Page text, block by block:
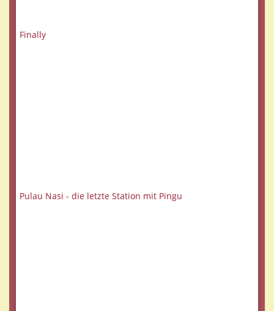
Finally
Pulau Nasi - die letzte Station mit Pingu